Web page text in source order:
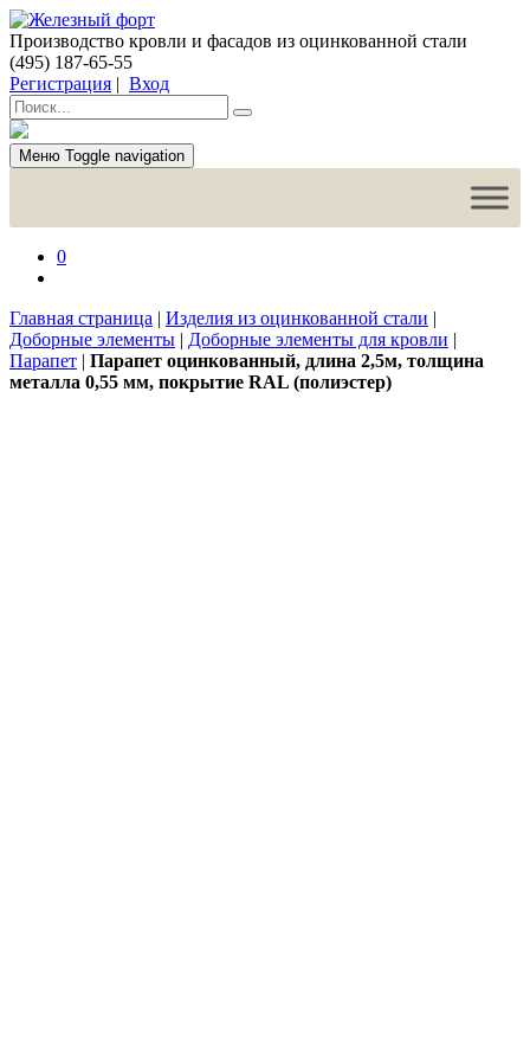
Производство кровли и фасадов из оцинкованной стали
(495) 187-65-55
Регистрация | Вход
Меню Toggle navigation
0
Главная страница | Изделия из оцинкованной стали |
Доборные элементы | Доборные элементы для кровли |
Парапет | Парапет оцинкованный, длина 2,5м, толщина
металла 0,55 мм, покрытие RAL (полиэстер)